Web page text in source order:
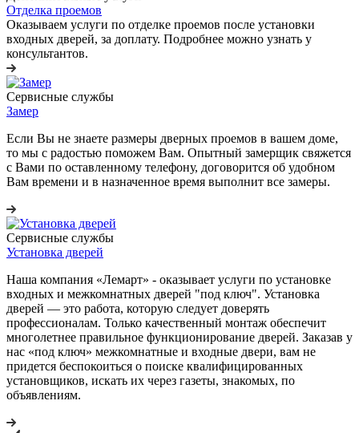
Отделка проемов
Оказываем услуги по отделке проемов после установки
входных дверей, за доплату. Подробнее можно узнать у
консультантов.
Сервисные службы
Замер
Если Вы не знаете размеры дверных проемов в вашем доме,
то мы с радостью поможем Вам. Опытный замерщик свяжется
с Вами по оставленному телефону, договорится об удобном
Вам времени и в назначенное время выполнит все замеры.
Сервисные службы
Установка дверей
Наша компания «Лемарт» - оказывает услуги по установке
входных и межкомнатных дверей "под ключ". Установка
дверей — это работа, которую следует доверять
профессионалам. Только качественный монтаж обеспечит
многолетнее правильное функционирование дверей. Заказав у
нас «под ключ» межкомнатные и входные двери, вам не
придется беспокоиться о поиске квалифицированных
установщиков, искать их через газеты, знакомых, по
объявлениям.